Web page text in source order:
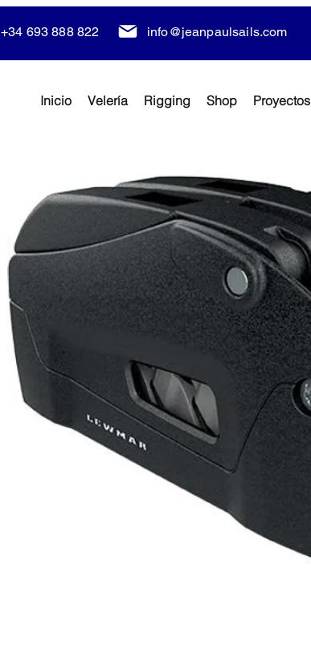
+34 693 888 822 info@jeanpaulsails.com
Inicio Velería Rigging Shop Proyectos